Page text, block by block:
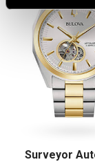
Surveyor